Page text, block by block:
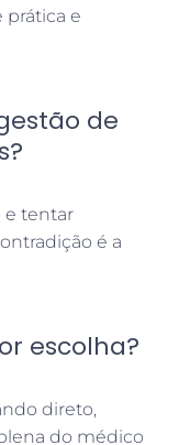
prática e
de
e tentar
é a
escolha?
direto,
do médico